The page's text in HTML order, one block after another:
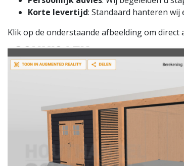
Korte levertijd: Standaard hanteren
Klik op de onderstaande afbeelding om